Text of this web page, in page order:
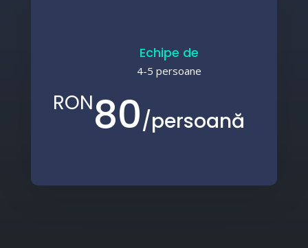
Echipe de
4-5 persoane
RON80/persoană